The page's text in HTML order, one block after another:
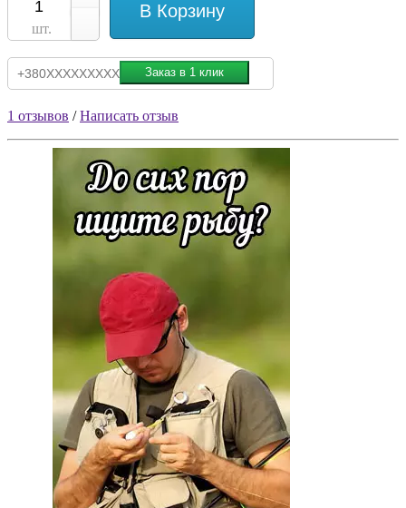
шт.
В Корзину
1 отзывов /Написать отзыв